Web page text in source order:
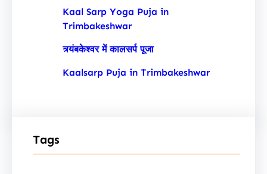
Kaal Sarp Yoga Puja in
Trimbakeshwar
त्र्यंबकेश्वर में कालसर्प पूजा
Kaalsarp Puja in Trimbakeshwar
Tags